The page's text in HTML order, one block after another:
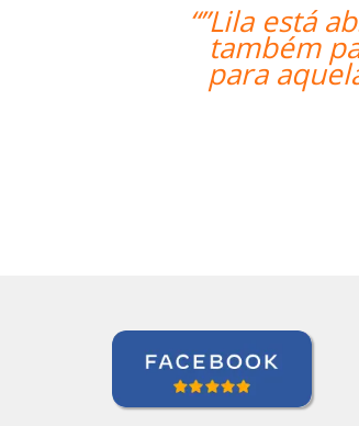
por ter um
que fala
em que a tradução
Bem feito!””